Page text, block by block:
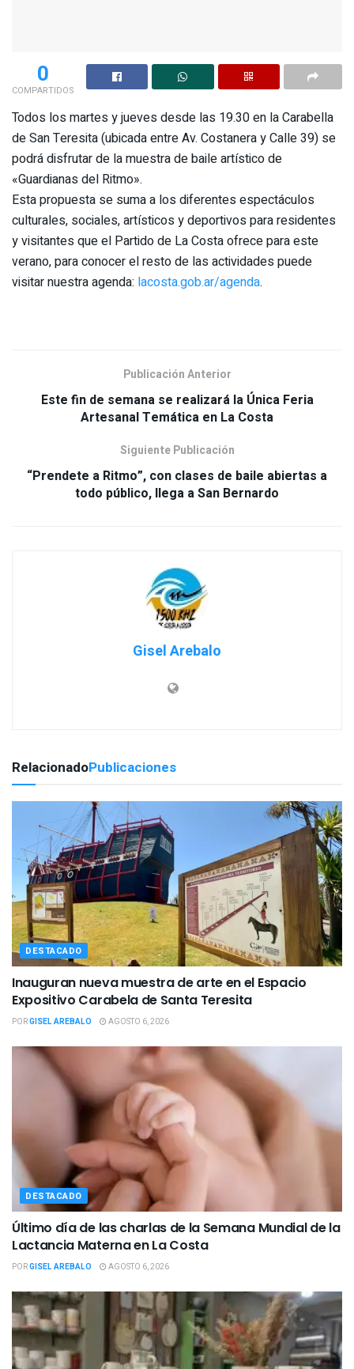
0
COMPARTIDOS
Todos los martes y jueves desde las 19.30 en la Carabella
de San Teresita (ubicada entre Av. Costanera y Calle 39) se
podrá disfrutar de la muestra de baile artístico de
«Guardianas del Ritmo».
Esta propuesta se suma a los diferentes espectáculos
culturales, sociales, artísticos y deportivos para residentes
y visitantes que el Partido de La Costa ofrece para este
verano, para conocer el resto de las actividades puede
visitar nuestra agenda: lacosta.gob.ar/agenda.
Publicación Anterior
Este fin de semana se realizará la Única Feria
Artesanal Temática en La Costa
Siguiente Publicación
“Prendete a Ritmo”, con clases de baile abiertas a
todo público, llega a San Bernardo
Gisel Arebalo
RelacionadoPublicaciones
DESTACADO
Inauguran nueva muestra de arte en el Espacio
Expositivo Carabela de Santa Teresita
PORGISEL AREBALO AGOSTO 6, 2026
DESTACADO
Último día de las charlas de la Semana Mundial de la
Lactancia Materna en La Costa
PORGISEL AREBALO AGOSTO 6, 2026